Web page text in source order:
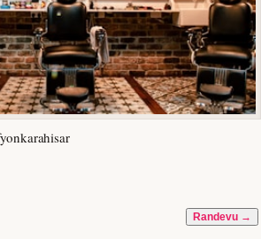
Randevu →